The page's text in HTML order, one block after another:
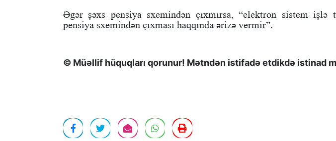
Əgər şəxs pensiya sxemindən çıxmırsa, “elektron sistem işlə
pensiya sxemindən çıxması haqqında ərizə vermir”.
© Müəllif hüquqları qorunur! Mətndən istifadə etdikdə istinad